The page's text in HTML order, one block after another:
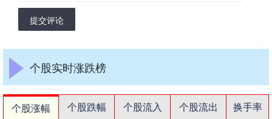
提交评论
个股实时涨跌榜
个股涨幅 个股跌幅 个股流入 个股流出
换手率